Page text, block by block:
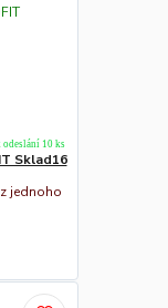
Sklad16
jednoho
odeslání 10 ks